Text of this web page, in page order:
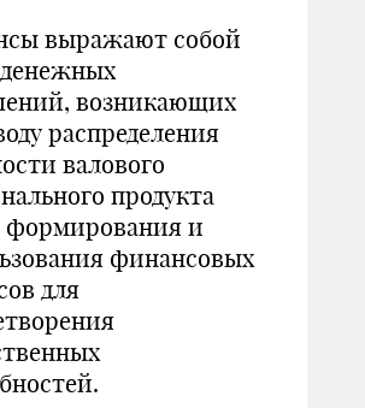
выражают собой
возникающих
распределения
валового
продукта
формирования и
финансовых
для